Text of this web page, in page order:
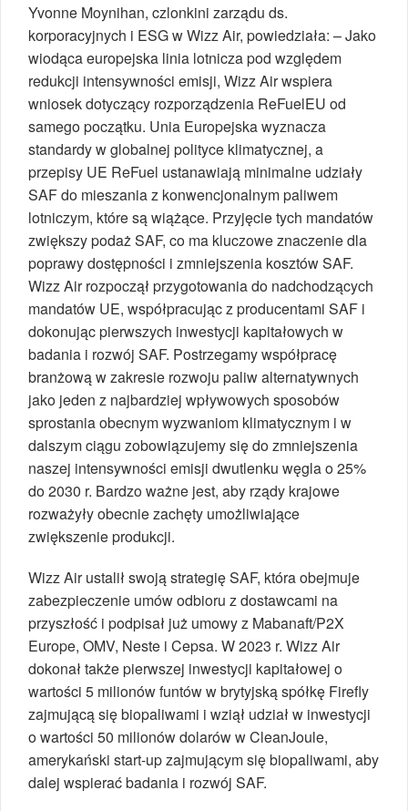
Yvonne Moynihan, czlonkini zarządu ds.
korporacyjnych i ESG w Wizz Air, powiedziała: – Jako
wiodąca europejska linia lotnicza pod względem
redukcji intensywności emisji, Wizz Air wspiera
wniosek dotyczący rozporządzenia ReFuelEU od
samego początku. Unia Europejska wyznacza
standardy w globalnej polityce klimatycznej, a
przepisy UE ReFuel ustanawiają minimalne udziały
SAF do mieszania z konwencjonalnym paliwem
lotniczym, które są wiążące. Przyjęcie tych mandatów
zwiększy podaż SAF, co ma kluczowe znaczenie dla
poprawy dostępności i zmniejszenia kosztów SAF.
Wizz Air rozpoczął przygotowania do nadchodzących
mandatów UE, współpracując z producentami SAF i
dokonując pierwszych inwestycji kapitałowych w
badania i rozwój SAF. Postrzegamy współpracę
branżową w zakresie rozwoju paliw alternatywnych
jako jeden z najbardziej wpływowych sposobów
sprostania obecnym wyzwaniom klimatycznym i w
dalszym ciągu zobowiązujemy się do zmniejszenia
naszej intensywności emisji dwutlenku węgla o 25%
do 2030 r. Bardzo ważne jest, aby rządy krajowe
rozważyły obecnie zachęty umożliwiające
zwiększenie produkcji.
Wizz Air ustalił swoją strategię SAF, która obejmuje
zabezpieczenie umów odbioru z dostawcami na
przyszłość i podpisał już umowy z Mabanaft/P2X
Europe, OMV, Neste i Cepsa. W 2023 r. Wizz Air
dokonał także pierwszej inwestycji kapitałowej o
wartości 5 milionów funtów w brytyjską spółkę Firefly
zajmującą się biopaliwami i wziął udział w inwestycji
o wartości 50 milionów dolarów w CleanJoule,
amerykański start-up zajmującym się biopaliwami, aby
dalej wspierać badania i rozwój SAF.